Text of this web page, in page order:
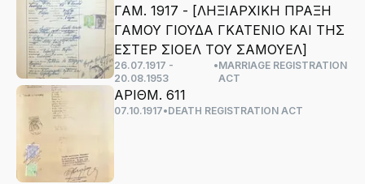
ΓΑΜ. 1917 - [ΛΗΞΙΑΡΧΙΚΗ ΠΡΑΞΗ
ΓΑΜΟΥ ΓΙΟΥΔΑ ΓΚΑΤΕΝΙΟ ΚΑΙ ΤΗΣ
ΕΣΤΕΡ ΣΙΟΕΛ ΤΟΥ ΣΑΜΟΥΕΛ]
26.07.1917 -
20.08.1953
•MARRIAGE REGISTRATION
ACT
ΑΡΙΘΜ. 611
07.10.1917•DEATH REGISTRATION ACT